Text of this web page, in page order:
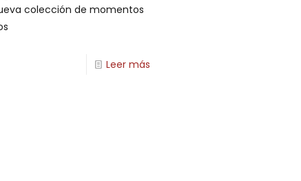
colección de momentos
Leer más